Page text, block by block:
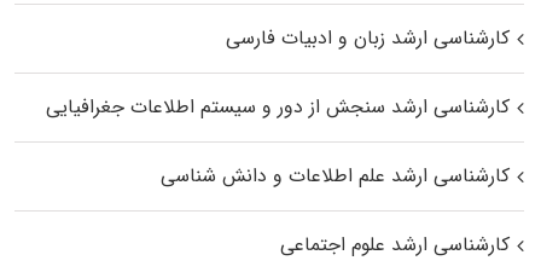
کارشناسی ارشد زبان و ادبیات فارسی
کارشناسی ارشد سنجش از دور و سیستم اطلاعات جغرافیایی
کارشناسی ارشد علم اطلاعات و دانش شناسی
کارشناسی ارشد علوم اجتماعی